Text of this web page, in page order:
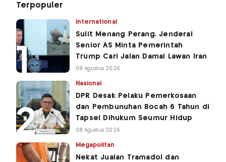
Terpopuler
International
Sulit Menang Perang, Jenderal
Senior AS Minta Pemerintah
Trump Cari Jalan Damai Lawan Iran
08 Agustus 2026
Nasional
DPR Desak Pelaku Pemerkosaan
dan Pembunuhan Bocah 6 Tahun di
Tapsel Dihukum Seumur Hidup
08 Agustus 2026
Megapolitan
Nekat Jualan Tramadol dan